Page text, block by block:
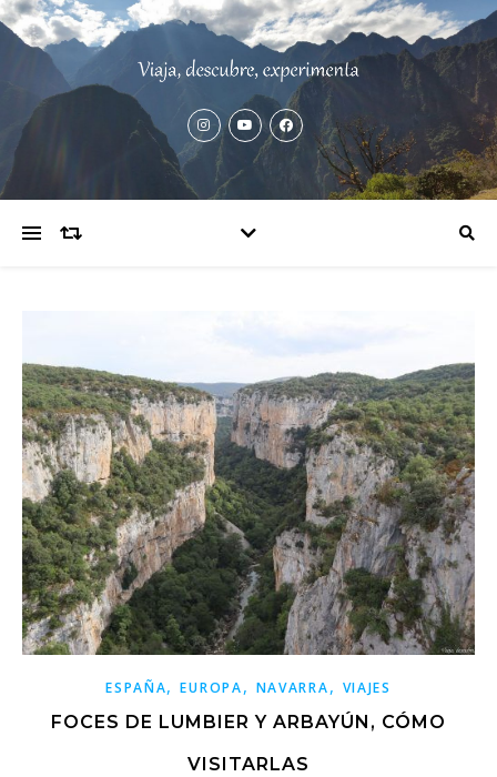
ESPAÑA,EUROPA, NAVARRA, VIAJES
FOCES DE LUMBIER Y ARBAYÚN, CÓMO
VISITARLAS